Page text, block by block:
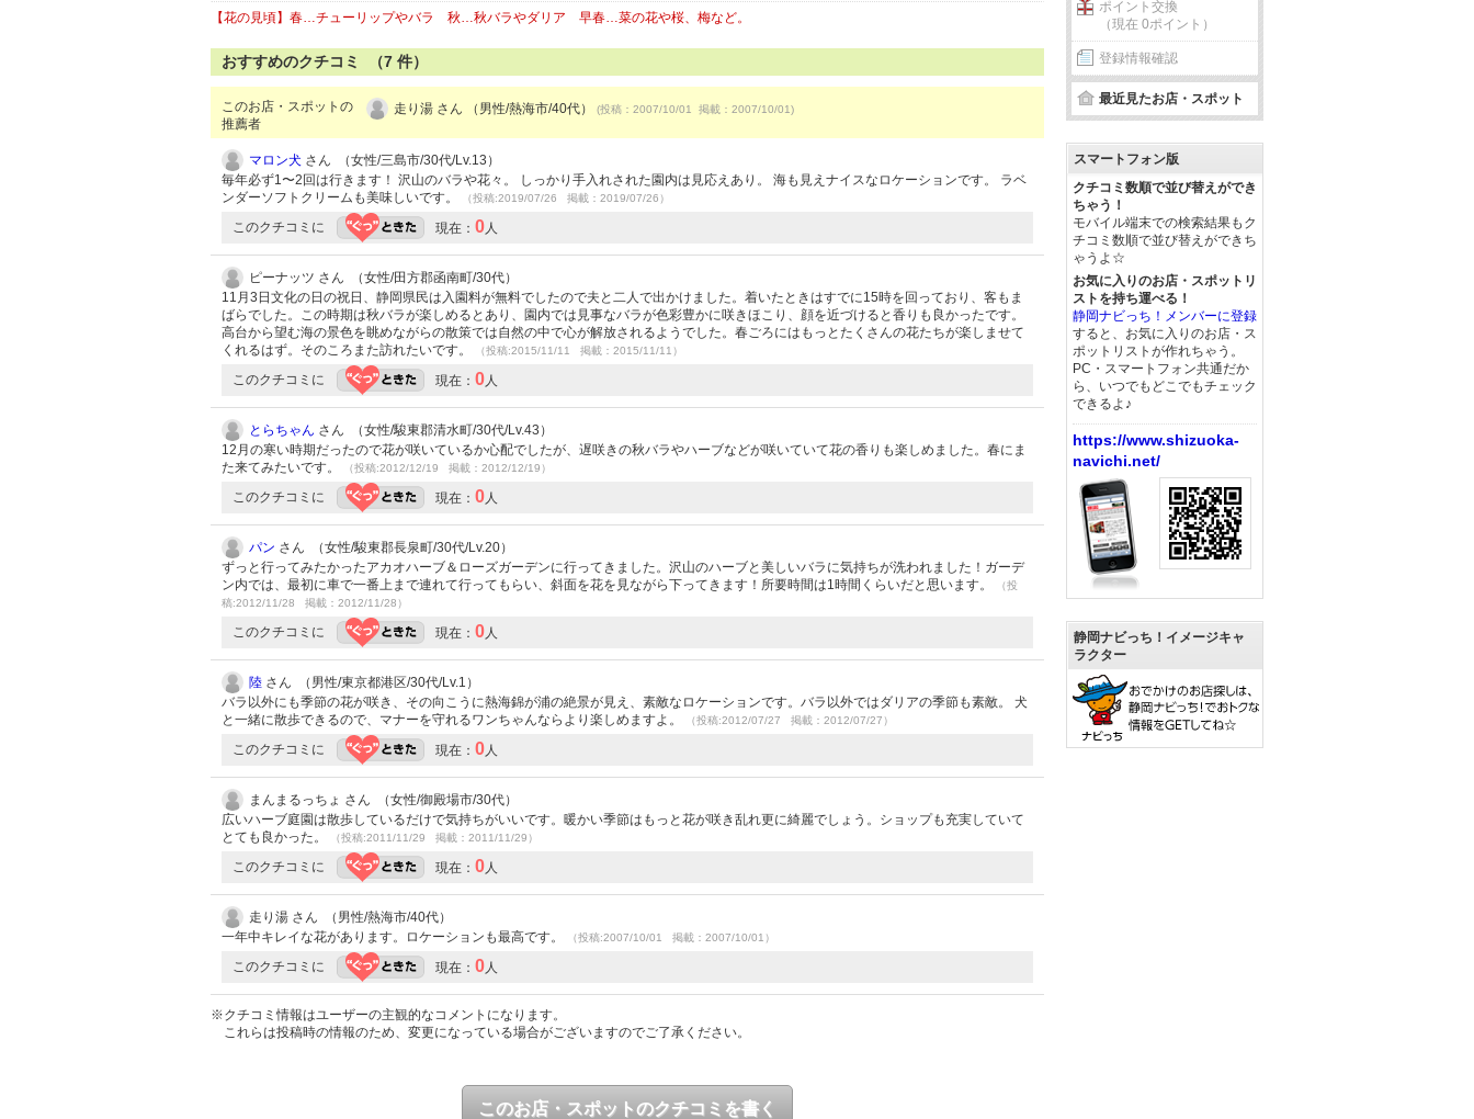
【花の見頃】春…チューリップやバラ 秋…秋バラやダリア 早春…菜の花や桜、梅など。
おすすめのクチコミ （7 件）
このお店・スポットの
推薦者
走り湯 さん （男性/熱海市/40代） (投稿：2007/10/01 掲載：2007/10/01)
マロン犬 さん （女性/三島市/30代/Lv.13）
毎年必ず1〜2回は行きます！ 沢山のバラや花々。 しっかり手入れされた園内は見応えあり。 海も見えナイスなロケーションです。 ラベ
ンダーソフトクリームも美味しいです。
（投稿:2019/07/26 掲載：2019/07/26）
このクチコミに 現在： 0人
ピーナッツ さん （女性/田方郡函南町/30代）
11月3日文化の日の祝日、静岡県民は入園料が無料でしたので夫と二人で出かけました。着いたときはすでに15時を回っており、客もま
ばらでした。この時期は秋バラが楽しめるとあり、園内では見事なバラが色彩豊かに咲きほこり、顔を近づけると香りも良かったです。
高台から望む海の景色を眺めながらの散策では自然の中で心が解放されるようでした。春ごろにはもっとたくさんの花たちが楽しませて
くれるはず。そのころまた訪れたいです。
（投稿:2015/11/11 掲載：2015/11/11）
このクチコミに 現在： 0人
とらちゃん さん （女性/駿東郡清水町/30代/Lv.43）
12月の寒い時期だったので花が咲いているか心配でしたが、遅咲きの秋バラやハーブなどが咲いていて花の香りも楽しめました。春にま
た来てみたいです。
（投稿:2012/12/19 掲載：2012/12/19）
このクチコミに 現在： 0人
パン さん （女性/駿東郡長泉町/30代/Lv.20）
ずっと行ってみたかったアカオハーブ＆ローズガーデンに行ってきました。沢山のハーブと美しいバラに気持ちが洗われました！ガーデ
ン内では、最初に車で一番上まで連れて行ってもらい、斜面を花を見ながら下ってきます！所要時間は1時間くらいだと思います。
（投
稿:2012/11/28 掲載：2012/11/28）
このクチコミに 現在： 0人
陸 さん （男性/東京都港区/30代/Lv.1）
バラ以外にも季節の花が咲き、その向こうに熱海錦が浦の絶景が見え、素敵なロケーションです。バラ以外ではダリアの季節も素敵。 犬
と一緒に散歩できるので、マナーを守れるワンちゃんならより楽しめますよ。
（投稿:2012/07/27 掲載：2012/07/27）
このクチコミに 現在： 0人
まんまるっちょ さん （女性/御殿場市/30代）
広いハーブ庭園は散歩しているだけで気持ちがいいです。暖かい季節はもっと花が咲き乱れ更に綺麗でしょう。ショップも充実していて
とても良かった。
（投稿:2011/11/29 掲載：2011/11/29）
このクチコミに 現在： 0人
走り湯 さん （男性/熱海市/40代）
一年中キレイな花があります。ロケーションも最高です。
（投稿:2007/10/01 掲載：2007/10/01）
このクチコミに 現在： 0人
※クチコミ情報はユーザーの主観的なコメントになります。
これらは投稿時の情報のため、変更になっている場合がございますのでご了承ください。
このお店・スポットのクチコミを書く
ポイント交換
（現在 0ポイント）
登録情報確認
最近見たお店・スポット
スマートフォン版
クチコミ数順で並び替えができ
ちゃう！
モバイル端末での検索結果もク
チコミ数順で並び替えができち
ゃうよ☆
お気に入りのお店・スポットリ
ストを持ち運べる！
静岡ナビっち！メンバーに登録
すると、お気に入りのお店・ス
ポットリストが作れちゃう。
PC・スマートフォン共通だか
ら、いつでもどこでもチェック
できるよ♪
https://www.shizuoka-
navichi.net/
静岡ナビっち！イメージキャ
ラクター